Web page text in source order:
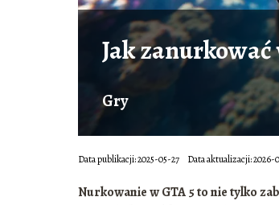
Jak zanurkować
Gry
Data publikacji: 2025-05-27 Data aktualizacji: 2026-
Nurkowanie w GTA 5 to nie tylko